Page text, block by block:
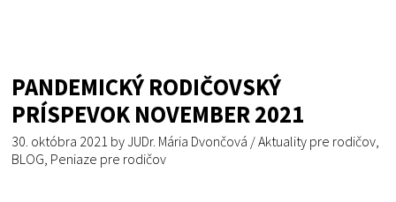
PANDEMICKÝ RODIČOVSKÝ
PRÍSPEVOK NOVEMBER 2021
30. októbra 2021 byJUDr. Mária Dvončová /Aktuality pre rodičov,
BLOG, Peniaze pre rodičov